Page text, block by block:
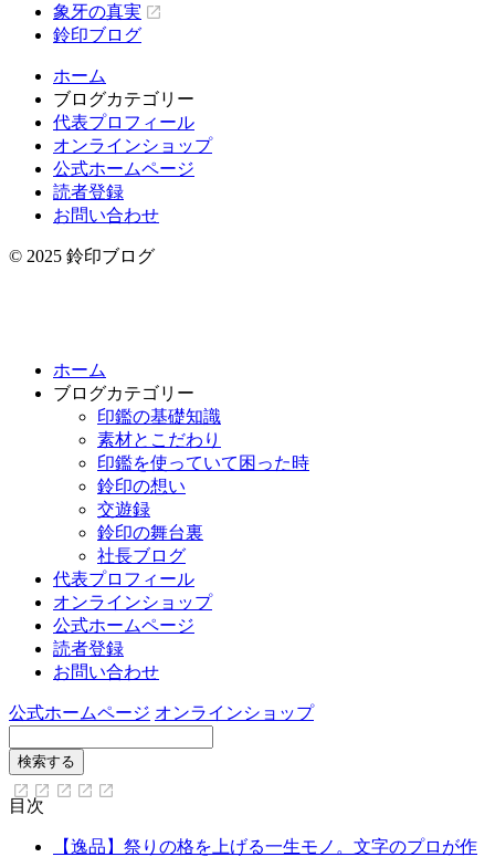
象牙の真実
鈴印ブログ
ホーム
ブログカテゴリー
代表プロフィール
オンラインショップ
公式ホームページ
読者登録
お問い合わせ
© 2025 鈴印ブログ
ホーム
ブログカテゴリー
印鑑の基礎知識
素材とこだわり
印鑑を使っていて困った時
鈴印の想い
交遊録
鈴印の舞台裏
社長ブログ
代表プロフィール
オンラインショップ
公式ホームページ
読者登録
お問い合わせ
公式ホームページ オンラインショップ
目次
【逸品】祭りの格を上げる一生モノ。文字のプロが作